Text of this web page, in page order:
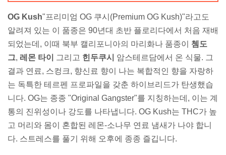
OG Kush"프리미엄 OG 쿠시(Premium OG Kush)"라고도
알려져 있는 이 품종은 90년대 초반 플로리다에서 처음 재배
되었는데, 이때 북부 캘리포니아의 마리화나 품종이 쳄도
그, 레몬 타이 그리고 힌두쿠시
암스테르담에서 온 식물. 그
결과 연료, 스컹크, 향신료 향이 나는 복합적인 향을 자랑하
는 독특한 테르펜 프로파일을 갖춘 하이브리드가 탄생했습
니다. OG는 종종 "Original Gangster"를 지칭하는데, 이는 계
통의 진위성이나 강도를 나타냅니다. OG Kush는 THC가 높
고 머리와 몸이 혼합된 레몬-소나무 연료 냄새가 나야 합니
다. 스트레스를 풀기 위해 오후에 종종 즐깁니다.